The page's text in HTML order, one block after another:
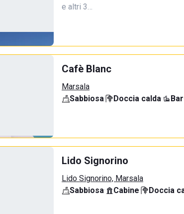
e altri 3…
Cafè Blanc
Marsala
Sabbiosa· Doccia calda· Bar
Lido Signorino
Lido Signorino, Marsala
Sabbiosa· Cabine· Doccia